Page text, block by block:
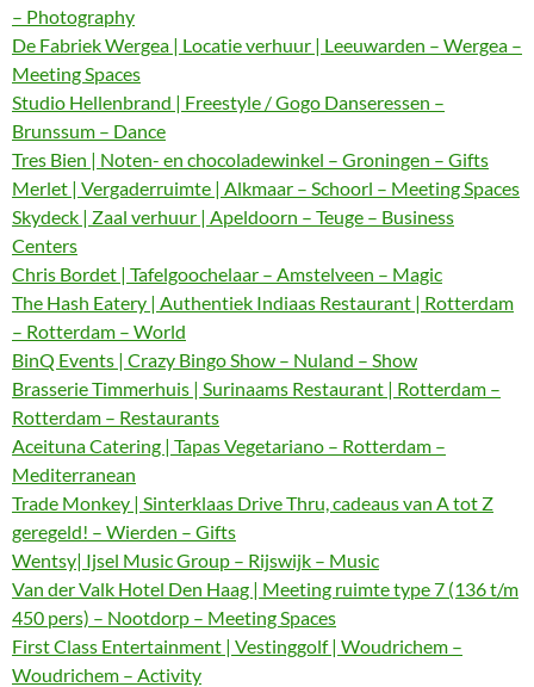
– Photography
De Fabriek Wergea | Locatie verhuur | Leeuwarden – Wergea –
Meeting Spaces
Studio Hellenbrand | Freestyle / Gogo Danseressen –
Brunssum – Dance
Tres Bien | Noten- en chocoladewinkel – Groningen – Gifts
Merlet | Vergaderruimte | Alkmaar – Schoorl – Meeting Spaces
Skydeck | Zaal verhuur | Apeldoorn – Teuge – Business
Centers
Chris Bordet | Tafelgoochelaar – Amstelveen – Magic
The Hash Eatery | Authentiek Indiaas Restaurant | Rotterdam
– Rotterdam – World
BinQ Events | Crazy Bingo Show – Nuland – Show
Brasserie Timmerhuis | Surinaams Restaurant | Rotterdam –
Rotterdam – Restaurants
Aceituna Catering | Tapas Vegetariano – Rotterdam –
Mediterranean
Trade Monkey | Sinterklaas Drive Thru, cadeaus van A tot Z
geregeld! – Wierden – Gifts
Wentsy| Ijsel Music Group – Rijswijk – Music
Van der Valk Hotel Den Haag | Meeting ruimte type 7 (136 t/m
450 pers) – Nootdorp – Meeting Spaces
First Class Entertainment | Vestinggolf | Woudrichem –
Woudrichem – Activity